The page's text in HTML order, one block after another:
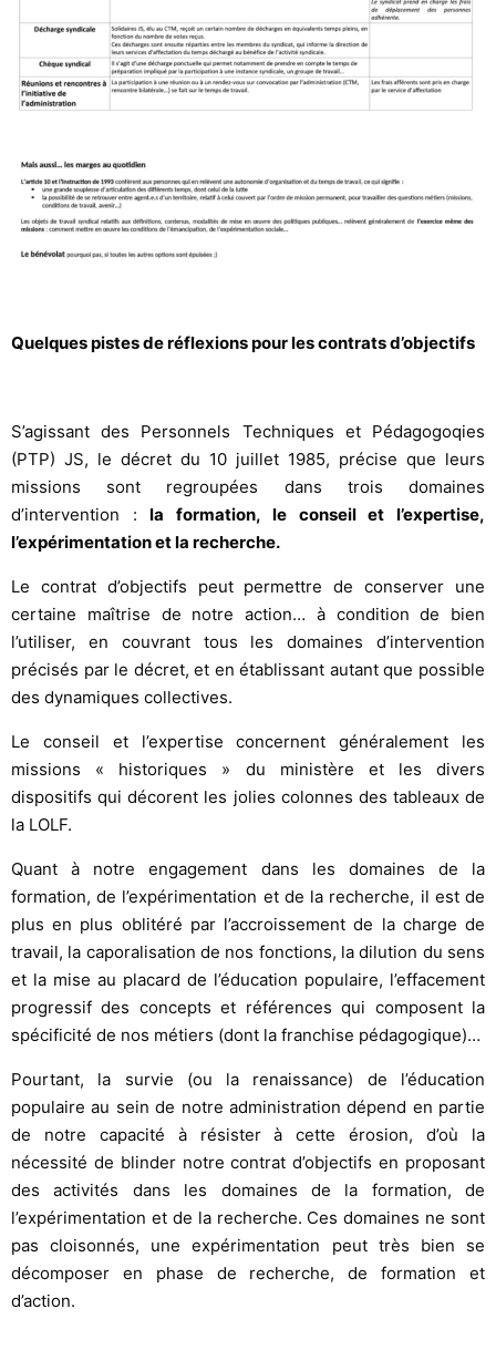
Quelques pistes de réflexions pour les contrats d’objectifs
S’agissant des Personnels Techniques et Pédagogoqies
(PTP) JS, le décret du 10 juillet 1985, précise que leurs
missions sont regroupées dans trois domaines
d’intervention :la formation, le conseil et l’expertise,
l’expérimentation et la recherche.
Le contrat d’objectifs peut permettre de conserver une
certaine maîtrise de notre action… à condition de bien
l’utiliser, en couvrant tous les domaines d’intervention
précisés par le décret, et en établissant autant que possible
des dynamiques collectives.
Le conseil et l’expertise concernent généralement les
missions « historiques » du ministère et les divers
dispositifs qui décorent les jolies colonnes des tableaux de
la LOLF.
Quant à notre engagement dans les domaines de la
formation, de l’expérimentation et de la recherche, il est de
plus en plus oblitéré par l’accroissement de la charge de
travail, la caporalisation de nos fonctions, la dilution du sens
et la mise au placard de l’éducation populaire, l’effacement
progressif des concepts et références qui composent la
spécificité de nos métiers (dont la franchise pédagogique)…
Pourtant, la survie (ou la renaissance) de l’éducation
populaire au sein de notre administration dépend en partie
de notre capacité à résister à cette érosion, d’où la
nécessité de blinder notre contrat d’objectifs en proposant
des activités dans les domaines de la formation, de
l’expérimentation et de la recherche. Ces domaines ne sont
pas cloisonnés, une expérimentation peut très bien se
décomposer en phase de recherche, de formation et
d’action.